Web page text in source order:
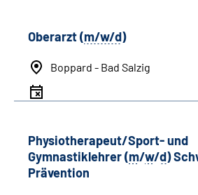
Oberarzt (m/w/d)
Boppard - Bad Salzig
Physiotherapeut/Sport- und
Gymnastiklehrer (m/w/d)
Prävention